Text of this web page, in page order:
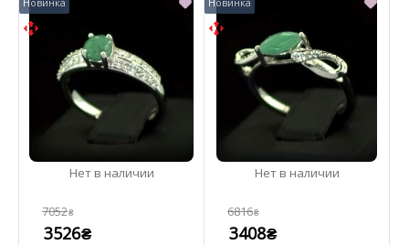
7052₴
3526₴
6816₴
3408₴